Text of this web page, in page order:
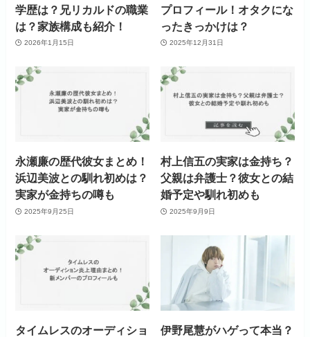
学歴は？兄リカルドの職業
は？家族構成も紹介！
2026年1月15日
プロフィール！オタクにな
ったきっかけは？
2025年12月31日
永瀬廉の歴代彼女まとめ！
浜辺美波との馴れ初めは？
実家が金持ちの噂も
2025年9月25日
村上信五の実家は金持ち？
父親は弁護士？彼女との結
婚予定や馴れ初めも
2025年9月9日
タイムレスのオーディショ
伊野尾慧がハゲって本当？